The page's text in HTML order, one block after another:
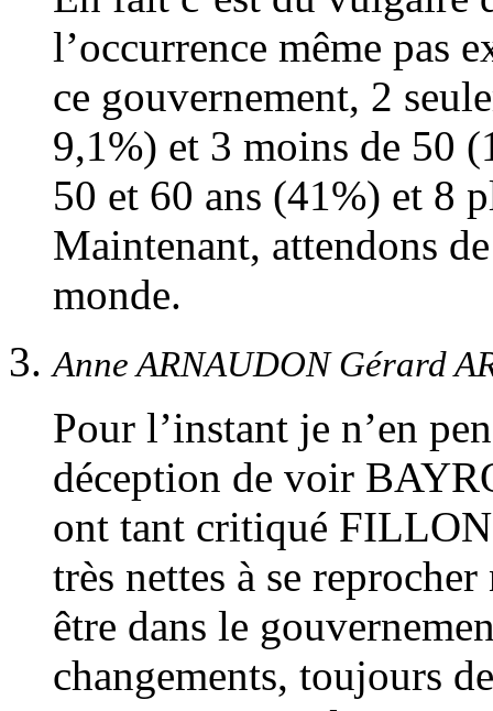
l’occurrence même pas
ce gouvernement, 2
9,1%) et 3 moins de 50
50 et 60 ans (41%) et 8
Maintenant, attendons
monde.
Anne ARNAUDON Gérard
Pour l’instant je n’en
déception de voir
ont tant critiqué
très nettes à se
être dans le
changements, toujours